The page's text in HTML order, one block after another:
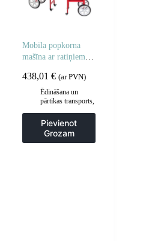
Mobila popkorna
mašīna ar ratiņiem uz
438,01€ (ar PVN)
Ēdināšana un
pārtikas transports,
Popkorna mašīnas
Pievienot
Grozam